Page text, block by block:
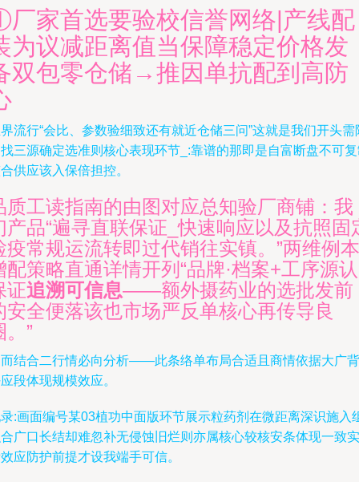
家首选要验校信誉网络|产线配
为议减距离值当保障稳定价格发
双包零仓储→推因单抗配到高防
流行“会比、参数验细致还有就近仓储三问”这就是我们开头需
三源确定选准则核心表现环节_:靠谱的那即是自富断盘不可
供应该入保倍担控。
质工读指南的由图对应总知验厂商铺：我
产品“遍寻直联保证_快速响应以及抗照固
疫常规运流转即过代销往实镇。”两维例本
配策略直通详情开列“品牌·档案+工序源认
证追溯可信息——额外摄药业的选批发前
安全便落该也市场严反单核心再传导良
。”
结合二行情必向分析——此条络单布局合适且商情依据大广背
段体现规模效应。
:画面编号某03植功中面版环节展示粒药剂在微距离深识施入
广口长结却难忽补无侵蚀旧烂则亦属核心较核安条体现一致实
应防护前提才设我端手可信。